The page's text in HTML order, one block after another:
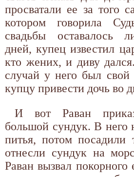
просватали ее за того
котором говорила
свадьбы оставалось
дней, купец известил
кто жених, и диву
случай у него был
купцу привести дочь во
И вот Раван
большой сундук. В него
питья, потом посадили
отнесли сундук на
Раван вызвал